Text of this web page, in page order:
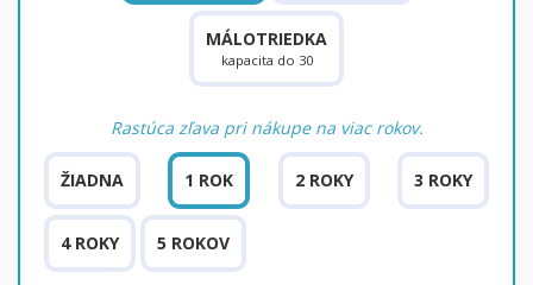
MÁLOTRIEDKA
kapacita do 30
Rastúca zľava pri nákupe na viac rokov.
ŽIADNA 1 ROK 2 ROKY 3 ROKY
4 ROKY 5 ROKOV